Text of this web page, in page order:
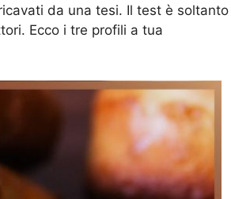
da una tesi. Il test è soltanto
Ecco i tre profili a tua